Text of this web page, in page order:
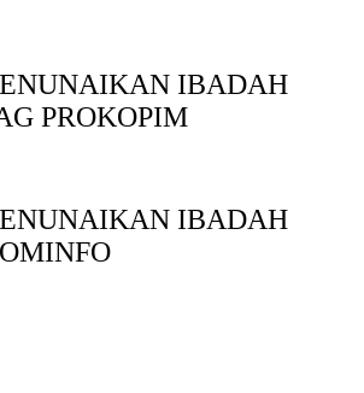
IBADAH
PROKOPIM
IBADAH